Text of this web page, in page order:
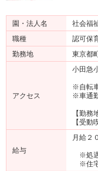
園・法人名
社会福
職種
認可保
勤務地
東京都
アクセス
小田急
※自転
※車通
【勤務
【受動
給与
月給２
※処遇
※住宅